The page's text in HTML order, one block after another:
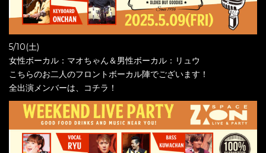
5/10(土)
女性ボーカル：マオちゃん＆男性ボーカル：リュウ
こちらのお二人のフロントボーカル陣でございます！
全出演メンバーは、コチラ！